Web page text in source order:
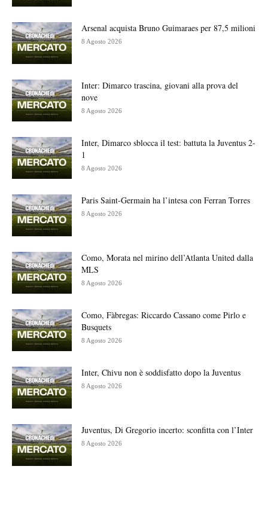
Arsenal acquista Bruno Guimaraes per 87,5 milioni
8 Agosto 2026
Inter: Dimarco trascina, giovani alla prova del
nove
8 Agosto 2026
Inter, Dimarco sblocca il test: battuta la Juventus 2-
1
8 Agosto 2026
Paris Saint-Germain ha l’intesa con Ferran Torres
8 Agosto 2026
Como, Morata nel mirino dell’Atlanta United dalla
MLS
8 Agosto 2026
Como, Fàbregas: Riccardo Cassano come Pirlo e
Busquets
8 Agosto 2026
Inter, Chivu non è soddisfatto dopo la Juventus
8 Agosto 2026
Juventus, Di Gregorio incerto: sconfitta con l’Inter
8 Agosto 2026